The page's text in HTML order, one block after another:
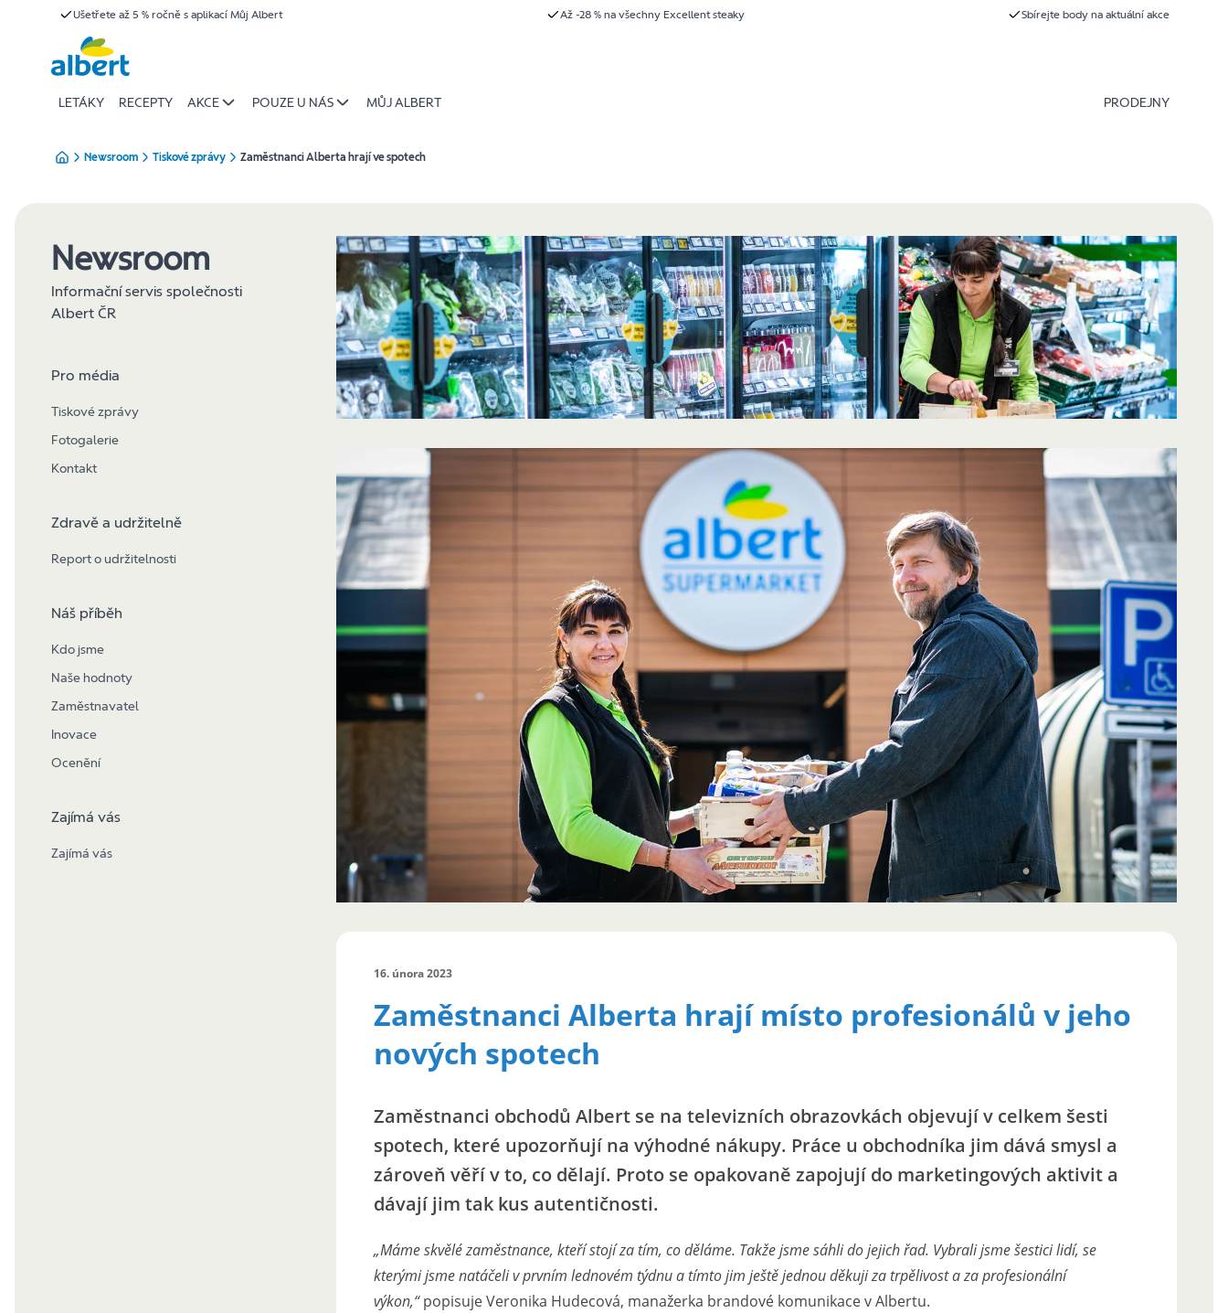
ZaměstnanciUšetřete až 5 % ročně s aplikací Můj Albert Až -28 % na všechny Excellent steaky Sbírejte body na aktuální akce
LETÁKY RECEPTY AKCE POUZE U NÁS MŮJ ALBERT PRODEJNY
Newsroom Tiskové zprávy Zaměstnanci Alberta hrají ve spotech
Newsroom
Informační servis společnosti
Albert ČR
Pro média
Tiskové zprávy
Fotogalerie
Kontakt
Zdravě a udržitelně
Report o udržitelnosti
Náš příběh
Kdo jsme
Naše hodnoty
Zaměstnavatel
Inovace
Ocenění
Zajímá vás
Zajímá vás
16. února 2023
Zaměstnanci Alberta hrají místo profesionálů v jeho
nových spotech
Zaměstnanci obchodů Albert se na televizních obrazovkách objevují v celkem šesti
spotech, které upozorňují na výhodné nákupy. Práce u obchodníka jim dává smysl a
zároveň věří v to, co dělají. Proto se opakovaně zapojují do marketingových aktivit a
dávají jim tak kus autentičnosti.
„Máme skvělé zaměstnance, kteří stojí za tím, co děláme. Takže jsme sáhli do jejich řad. Vybrali jsme šestici lidí, se
kterými jsme natáčeli v prvním lednovém týdnu a tímto jim ještě jednou děkuji za trpělivost a za profesionální
výkon,“popisuje Veronika Hudecová, manažerka brandové komunikace v Albertu.